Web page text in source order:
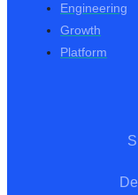
Engineering
Growth
Platform